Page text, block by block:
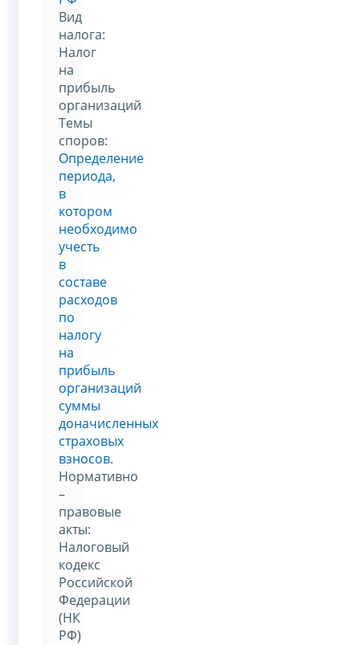
Вид
налога:
Налог
на
прибыль
организаций
Темы
споров:
Определение
периода,
в
котором
необходимо
учесть
в
составе
расходов
по
налогу
на
прибыль
организаций
суммы
доначисленных
страховых
взносов.
Нормативно
–
правовые
акты:
Налоговый
кодекс
Российской
Федерации
(НК
РФ)